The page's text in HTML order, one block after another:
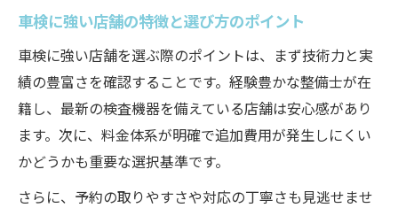
車検に強い店舗の特徴と選び方のポイント
車検に強い店舗を選ぶ際のポイントは、まず技術力と実
績の豊富さを確認することです。経験豊かな整備士が在
籍し、最新の検査機器を備えている店舗は安心感があり
ます。次に、料金体系が明確で追加費用が発生しにくい
かどうかも重要な選択基準です。
さらに、予約の取りやすさや対応の丁寧さも見逃せませ